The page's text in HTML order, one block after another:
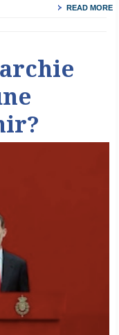
READ MORE